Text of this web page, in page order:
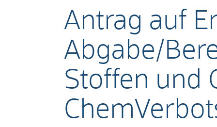
Antrag auf
Abgabe/
Stoffen und